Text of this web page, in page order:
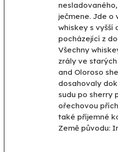
ječmene. Jde o
whiskey s vyšší
pocházející z
Všechny
zrály ve
and Oloroso
dosahovaly
sudu po sherry
ořechovou
také příjemné
Země původu: